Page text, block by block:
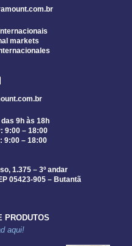
markets
9h às 18h
9:00 – 18:00
9:00 – 18:00
1.375 – 3º andar
05423-905 – Butantã
PRODUTOS
aqui!